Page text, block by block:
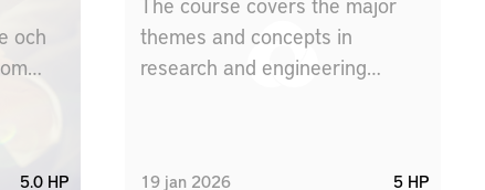
och
5.0 HP
themes and concepts in
research and engineering
19 jan 2026 5 HP